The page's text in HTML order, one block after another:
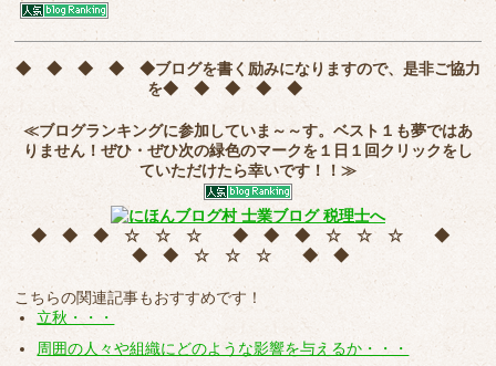
◆ ◆ ◆ ◆ ◆ブログを書く励みになりますので、是非ご協力
を◆ ◆ ◆ ◆ ◆
≪ブログランキングに参加していま～～す。ベスト１も夢ではあ
りません！ぜひ・ぜひ次の緑色のマークを１日１回クリックをし
ていただけたら幸いです！！≫
◆ ◆ ◆ ☆ ☆ ☆ ◆ ◆ ◆ ☆ ☆ ☆ ◆
◆ ◆ ☆ ☆ ☆ ◆ ◆
こちらの関連記事もおすすめです！
立秋・・・
周囲の人々や組織にどのような影響を与えるか・・・